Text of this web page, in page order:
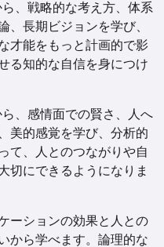
ら、戦略的な考え方、体系
、長期ビジョンを学び、
才能をもっと計画的で影
る知的な自信を身につけ
ら、感情面での賢さ、人へ
美的感覚を学び、分析的
て、人とのつながりや自
切にできるようになりま
ーションの効果と人との
から学べます。論理的な